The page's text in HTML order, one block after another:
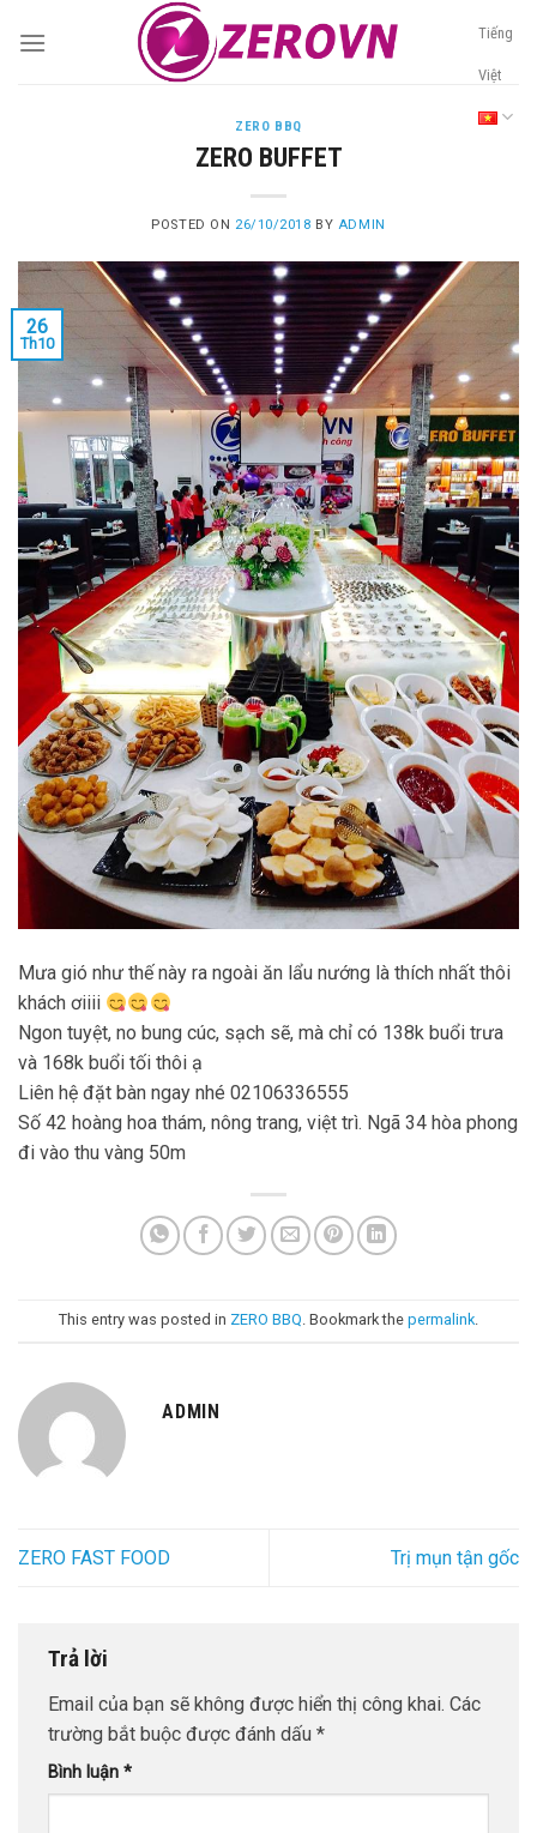
Tiếng
Việt
ZERO BBQ
ZERO BUFFET
POSTED ON 26/10/2018 BY ADMIN
26
Th10
Mưa gió như thế này ra ngoài ăn lẩu nướng là thích nhất thôi
khách ơiiii
Ngon tuyệt, no bung cúc, sạch sẽ, mà chỉ có 138k buổi trưa
và 168k buổi tối thôi ạ
Liên hệ đặt bàn ngay nhé 02106336555
Số 42 hoàng hoa thám, nông trang, việt trì. Ngã 34 hòa phong
đi vào thu vàng 50m
This entry was posted in ZERO BBQ. Bookmark the permalink.
ADMIN
ZERO FAST FOOD Trị mụn tận gốc
Trả lời
Email của bạn sẽ không được hiển thị công khai. Các
trường bắt buộc được đánh dấu *
Bình luận *